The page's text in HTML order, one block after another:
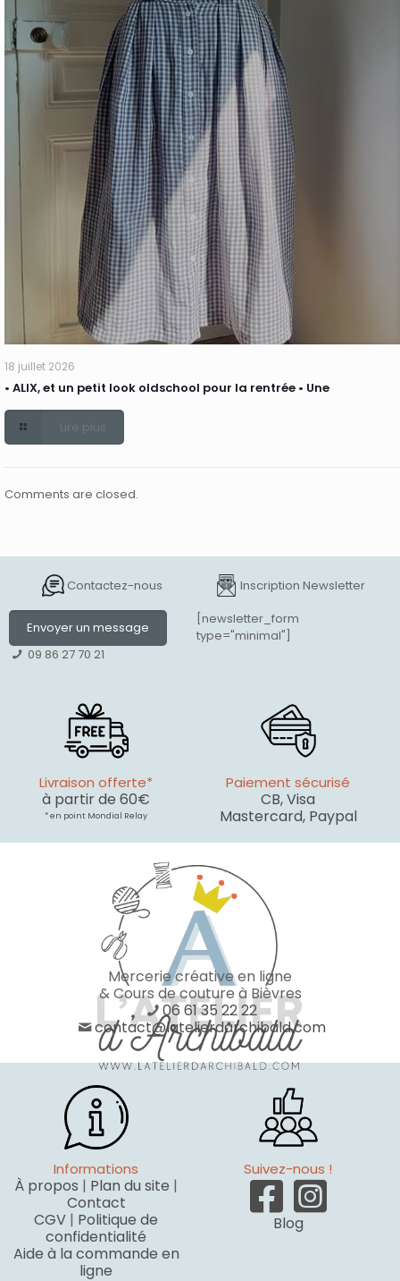
18 juillet 2026
• ALIX, et un petit look oldschool pour la rentrée • Une
Lire plus
Comments are closed.
Contactez-nous
Envoyer un message
09 86 27 70 21
Inscription Newsletter
[newsletter_form
type="minimal"]
Livraison offerte*
à partir de 60€
* en point Mondial Relay
Paiement sécurisé
CB, Visa
Mastercard, Paypal
Mercerie créative en ligne
& Cours de couture à Bièvres
06 61 35 22 22
contact@latelierdarchibald.com
Informations
À propos | Plan du site |
Contact
CGV | Politique de
confidentialité
Aide à la commande en
ligne
Suivez-nous !
Blog